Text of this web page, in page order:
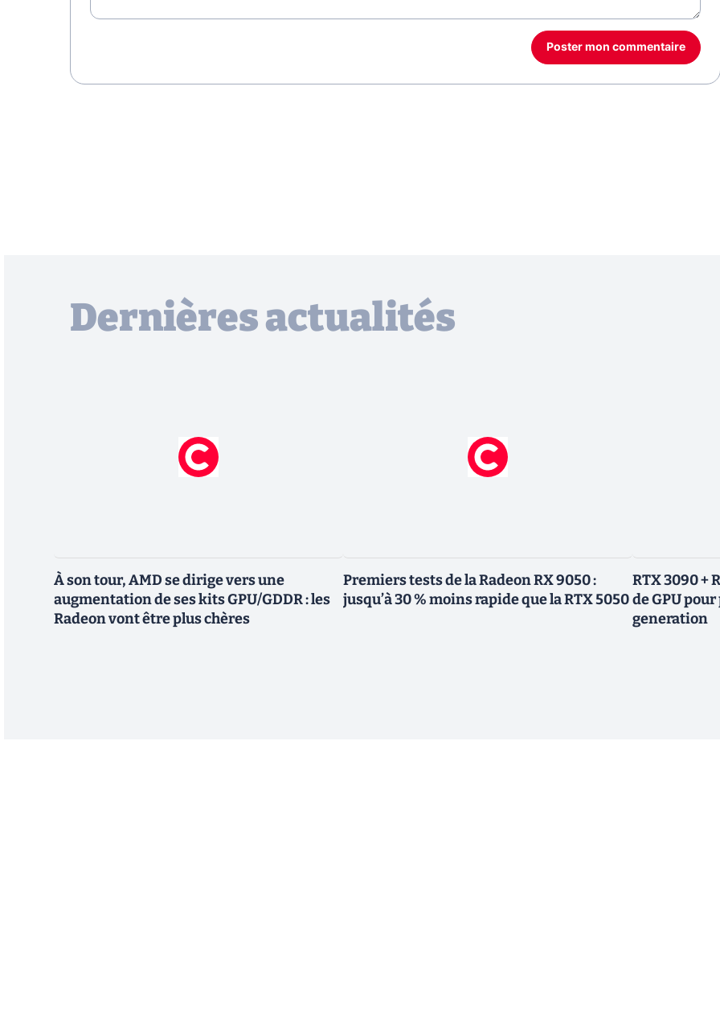
Poster mon commentaire
Dernières actualités
À son tour, AMD se dirige vers une
augmentation de ses kits GPU/GDDR : les
Radeon vont être plus chères
Premiers tests de la Radeon RX 9050 :
jusqu’à 30 % moins rapide que la RTX 5050
RTX 3090 +
de GPU
generation